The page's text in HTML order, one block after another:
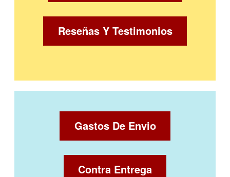
Reseñas Y Testimonios
Gastos De Envio
Contra Entrega